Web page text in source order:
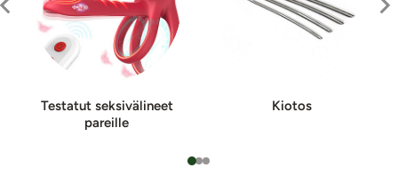
Testatut seksi­vä­li­neet
pa­reil­le
Kiotos